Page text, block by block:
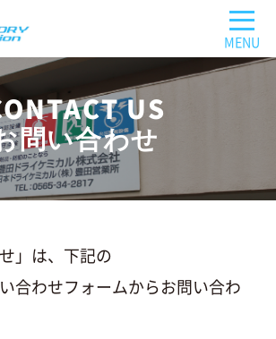
US
問い合わせ
」は、下記の
合わせフォームから お問い合わ